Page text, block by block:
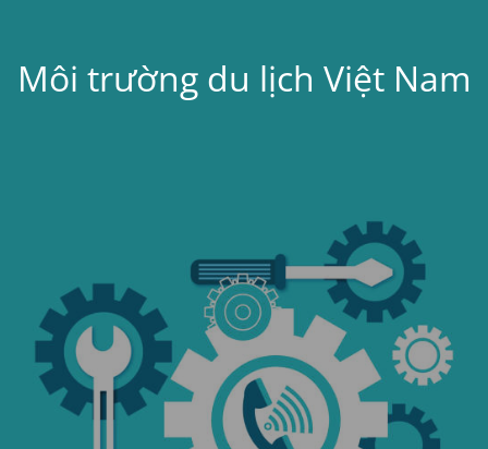
Môi trường du lịch Việt Nam